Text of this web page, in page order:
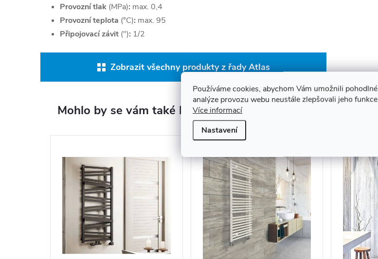
Používáme cookies, abychom Vám umožnili
analýze provozu webu neustále zlepšovali jeho
Více informací
Nastavení
Provozní tlak (MPa): max. 0,4
Provozní teplota (°C): max. 95
Připojovací závit ("): 1/2
Zobrazit všechny produkty z řady Atlas
Mohlo by se vám také líbit